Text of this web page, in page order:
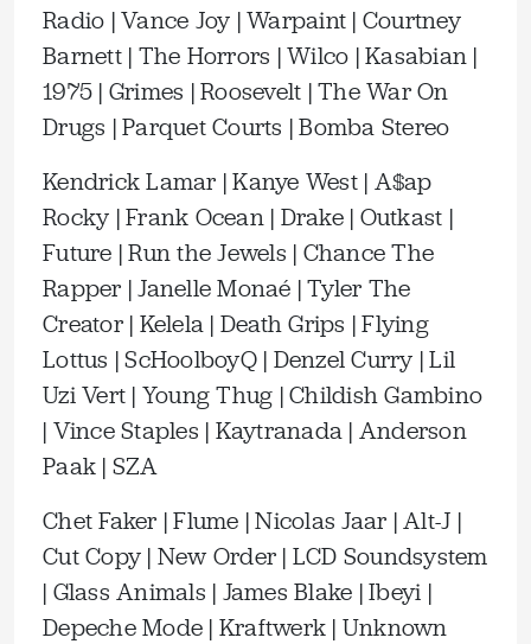
Radio | Vance Joy | Warpaint | Courtney
Barnett | The Horrors | Wilco | Kasabian |
1975 | Grimes | Roosevelt | The War On
Drugs | Parquet Courts | Bomba Stereo
Kendrick Lamar | Kanye West | A$ap
Rocky | Frank Ocean | Drake | Outkast |
Future | Run the Jewels | Chance The
Rapper | Janelle Monaé | Tyler The
Creator | Kelela | Death Grips | Flying
Lottus | ScHoolboyQ | Denzel Curry | Lil
Uzi Vert | Young Thug | Childish Gambino
| Vince Staples | Kaytranada | Anderson
Paak | SZA
Chet Faker | Flume | Nicolas Jaar | Alt-J |
Cut Copy | New Order | LCD Soundsystem
| Glass Animals | James Blake | Ibeyi |
Depeche Mode | Kraftwerk | Unknown